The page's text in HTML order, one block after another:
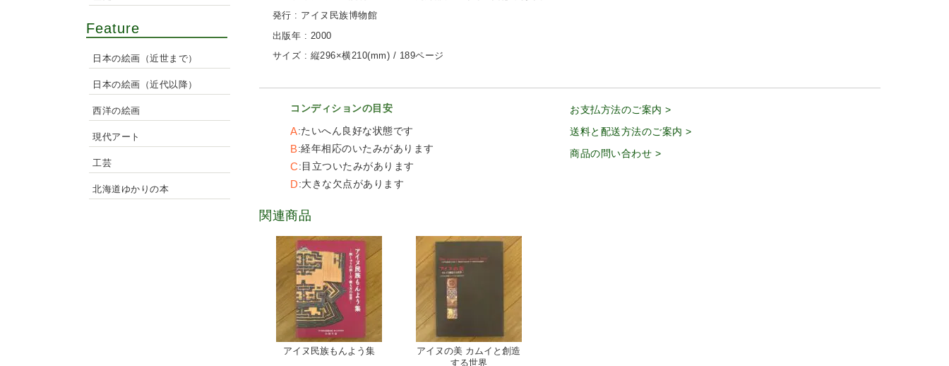
発行 : アイヌ民族博物館
出版年 : 2000
サイズ : 縦296×横210(mm) / 189ページ
コンディションの目安
A たいへん良好な状態です
B 経年相応のいたみがあります
C 目立ついたみがあります
D 大きな欠点があります
お支払方法のご案内 >
送料と配送方法のご案内 >
商品の問い合わせ >
関連商品
アイヌ民族もんよう集
アイヌの美 カムイと創造
する世界
Feature
日本の絵画（近世まで）
日本の絵画（近代以降）
西洋の絵画
現代アート
工芸
北海道ゆかりの本